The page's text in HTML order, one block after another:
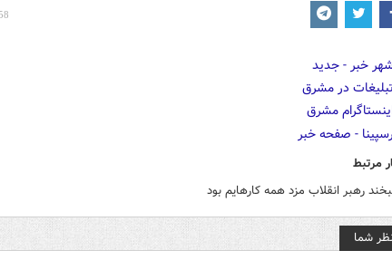
مرتبط
رهبر انقلاب مزد همه کارهایم بود
شما